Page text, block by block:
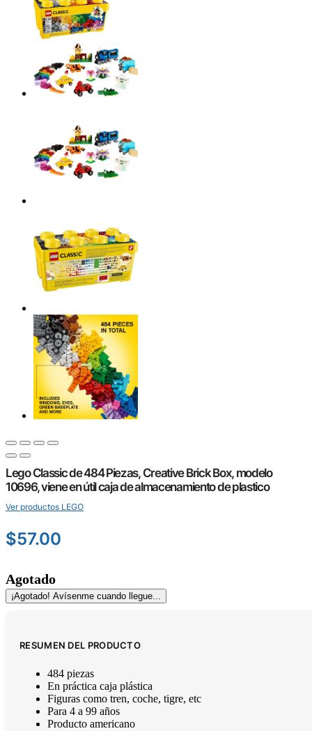
Lego Classic de 484 Piezas, Creative Brick Box, modelo
10696, viene en útil caja de almacenamiento de plastico
Ver productos LEGO
$57.00
Agotado
¡Agotado! Avísenme cuando llegue...
RESUMEN DEL PRODUCTO
484 piezas
En práctica caja plástica
Figuras como tren, coche, tigre, etc
Para 4 a 99 años
Producto americano